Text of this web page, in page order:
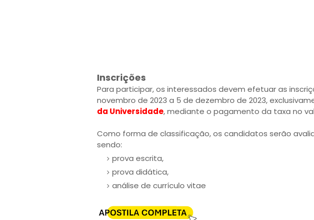
Inscrições
Para participar, os interessados devem efetuar as
novembro de 2023 a 5 de dezembro de 2023,
da Universidade, mediante o pagamento da taxa no
Como forma de classificação, os candidatos serão
sendo:
prova escrita,
prova didática,
análise de currículo vitae